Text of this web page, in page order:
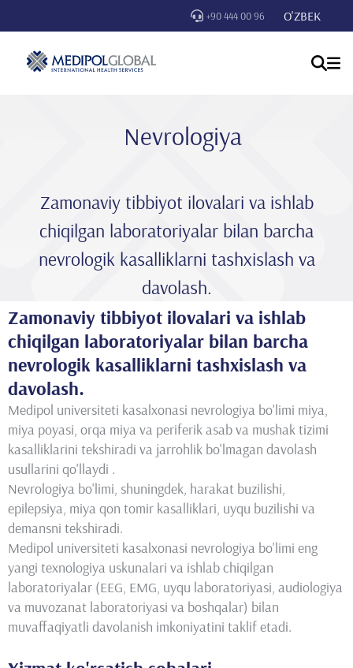
+90 444 00 96 O'ZBEK
Nevrologiya
Zamonaviy tibbiyot ilovalari va ishlab
chiqilgan laboratoriyalar bilan barcha
nevrologik kasalliklarni tashxislash va
davolash.
Zamonaviy tibbiyot ilovalari va ishlab
chiqilgan laboratoriyalar bilan barcha
nevrologik kasalliklarni tashxislash va
davolash.
Medipol universiteti kasalxonasi nevrologiya bo'limi miya,
miya poyasi, orqa miya va periferik asab va mushak tizimi
kasalliklarini tekshiradi va jarrohlik bo'lmagan davolash
usullarini qo'llaydi .
Nevrologiya bo'limi, shuningdek, harakat buzilishi,
epilepsiya, miya qon tomir kasalliklari, uyqu buzilishi va
demansni tekshiradi.
Medipol universiteti kasalxonasi nevrologiya bo'limi eng
yangi texnologiya uskunalari va ishlab chiqilgan
laboratoriyalar (EEG, EMG, uyqu laboratoriyasi, audiologiya
va muvozanat laboratoriyasi va boshqalar) bilan
muvaffaqiyatli davolanish imkoniyatini taklif etadi.